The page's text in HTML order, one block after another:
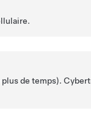
de temps).